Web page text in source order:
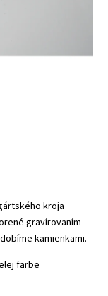
kroja
gravírovaním
kamienkami.
farbe